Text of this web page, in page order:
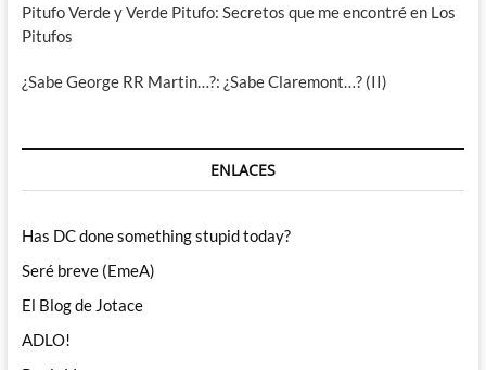
Pitufo Verde y Verde Pitufo: Secretos que me encontré en Los
Pitufos
¿Sabe George RR Martin…?: ¿Sabe Claremont…? (II)
ENLACES
Has DC done something stupid today?
Seré breve (EmeA)
El Blog de Jotace
ADLO!